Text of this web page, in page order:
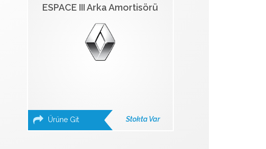
ESPACE III Arka Amortisörü
Ürüne Git Stokta Var